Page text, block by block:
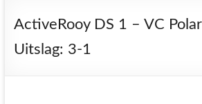
ActiveRooy DS 1 – VC
Uitslag: 3-1